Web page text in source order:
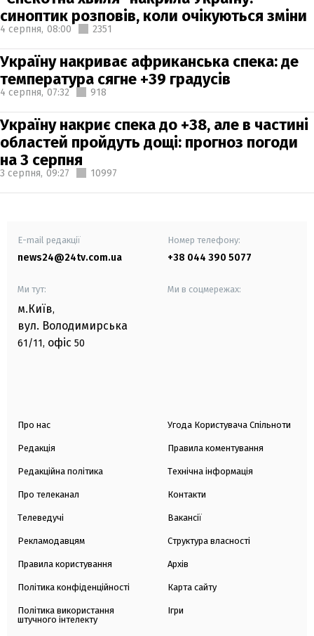
синоптик розповів, коли очікуються зміни
4 серпня, 08:00 2351
Україну накриває африканська спека: де
температура сягне +39 градусів
4 серпня, 07:32 918
Україну накриє спека до +38, але в частині
областей пройдуть дощі: прогноз погоди
на 3 серпня
3 серпня, 09:27 10997
E-mail редакції
news24@24tv.com.ua
Номер телефону:
+38 044 390 5077
Ми тут:
м.Київ,
вул. Володимирська
61/11, офіс 50
Ми в соцмережах:
Про нас
Редакція
Редакційна політика
Про телеканал
Телеведучі
Рекламодавцям
Правила користування
Політика конфіденційності
Політика використання
штучного інтелекту
Угода Користувача Спільноти
Правила коментування
Технічна інформація
Контакти
Вакансії
Структура власності
Архів
Карта сайту
Ігри